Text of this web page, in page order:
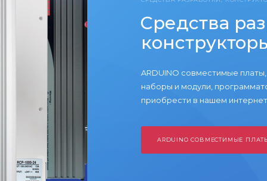
Средства разработки,
конструкторы
ARDUINO совместимые платы, конвертеры интерфейсов,
наборы и модули, программаторы все это вы можете
приобрести в нашем интернет-магазине по выгодным ценам!
ARDUINO СОВМЕСТИМЫЕ ПЛАТЫ ПРОГРАМАТОРЫ